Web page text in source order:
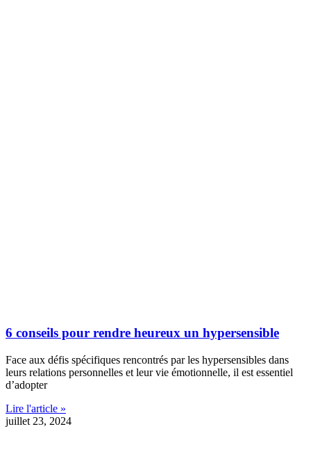
6 conseils pour rendre heureux un hypersensible
Face aux défis spécifiques rencontrés par les hypersensibles dans
leurs relations personnelles et leur vie émotionnelle, il est essentiel
d’adopter
Lire l'article »
juillet 23, 2024